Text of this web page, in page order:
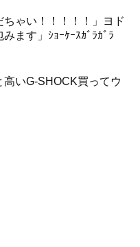
ゃい！！！！！」ヨド
ます」ｼｮｰｹｰｽｶﾞﾗｶﾞﾗ
高いG-SHOCK買ってウ